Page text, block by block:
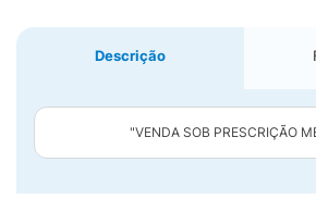
Descrição
"VENDA SOB PRESCRIÇÃO